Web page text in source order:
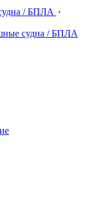
/ БПЛА
судна / БПЛА